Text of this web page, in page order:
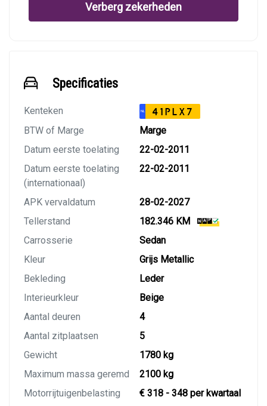
Verberg zekerheden
Specificaties
Kenteken NL 41PLX7
BTW of Marge
Marge
Datum eerste toelating
22-02-2011
Datum eerste toelating
(internationaal)
22-02-2011
APK vervaldatum
28-02-2027
Tellerstand
182.346 KM
Carrosserie
Sedan
Kleur
Grijs Metallic
Bekleding
Leder
Interieurkleur
Beige
Aantal deuren
4
Aantal zitplaatsen
5
Gewicht
1780 kg
Maximum massa geremd
2100 kg
Motorrijtuigenbelasting
€ 318 - 348 per kwartaal